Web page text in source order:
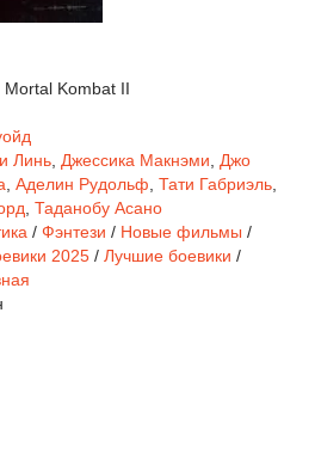
Mortal Kombat II
Линь Джессика Макнэми
Джо
Аделин Рудольф Тати Габриэль
Таданобу Асано
/ Фэнтези / Новые фильмы /
2025 / Лучшие боевики /